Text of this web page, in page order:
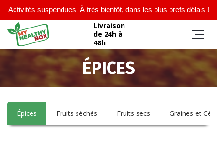
Activités suspendues. À très bientôt, dans les plus brefs délais !
Livraison
de 24h à
48h
ÉPICES
Épices Fruits séchés Fruits secs Graines et